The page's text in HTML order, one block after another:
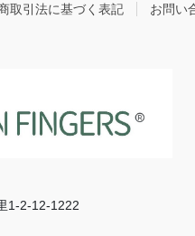
取引法に基づく表記 お問い
1-2-12-1222